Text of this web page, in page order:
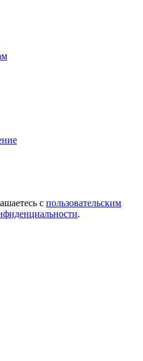
с пользовательским
.